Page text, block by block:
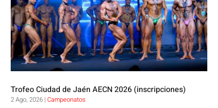
Trofeo Ciudad de Jaén AECN 2026 (inscripciones)
2 Ago, 2026 |Campeonatos